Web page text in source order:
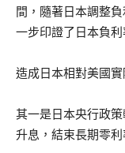
間，隨著日本調整
一步印證了日本負
造成日本相對美國
其一是日本央行政
升息，結束長期零